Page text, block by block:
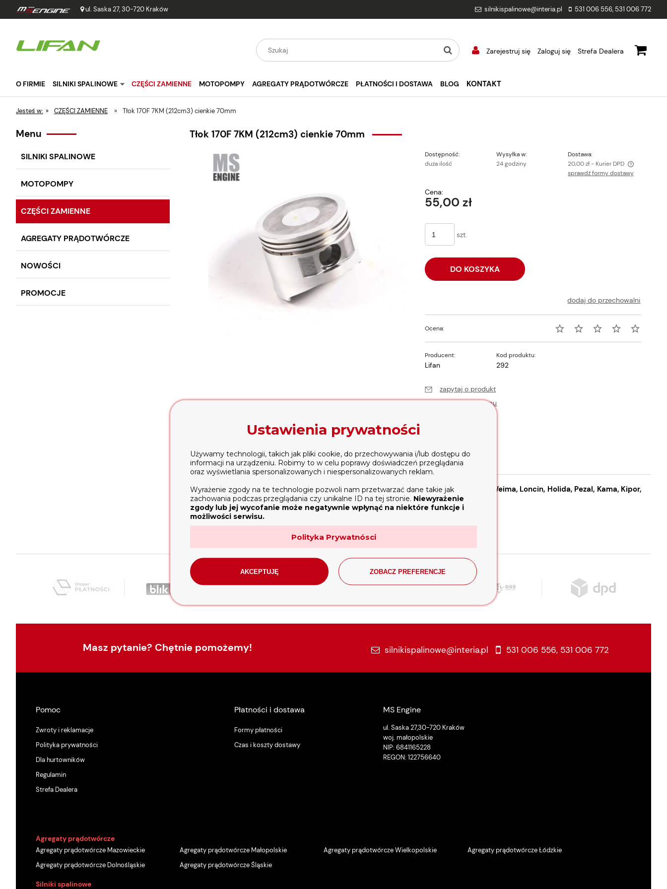
ul. Saska 27, 30-720 Kraków silnikispalinowe@interia.pl 531 006 556, 531 006 772
Zarejestruj się Zaloguj się Strefa Dealera
O FIRMIE SILNIKI SPALINOWE CZĘŚCI ZAMIENNE MOTOPOMPY AGREGATY PRĄDOTWÓRCZE PŁATNOŚCI I DOSTAWA BLOG KONTAKT
Jesteś w: » CZĘŚCI ZAMIENNE » Tłok 170F 7KM (212cm3) cienkie 70mm
Menu
SILNIKI SPALINOWE
MOTOPOMPY
CZĘŚCI ZAMIENNE
AGREGATY PRĄDOTWÓRCZE
NOWOŚCI
PROMOCJE
Tłok 170F 7KM (212cm3) cienkie 70mm
Dostępność:
duża ilość
Wysyłka w:
24 godziny
Dostawa:
20,00 zł- Kurier DPD
sprawdź formy dostawy
Cena:
55,00 zł
szt.
DO KOSZYKA
dodaj do przechowalni
Ocena:
Producent:
Lifan
Kod produktu:
292
zapytaj o produkt
poleć znajomemu
Opis Koszty dostawy
Cena nie zawiera ewentualnych kosztów
płatności
Opinie o produkcie (0)
Tłok do silnika 170f na tłok 70mm pod pierścienie cienkie. Pasują do silników
Lifan, Weima, Loncin, Holida, Pezal, Kama, Kipor,
Venatec, Zipper, Zonshen, itp.
Grubość pierścieni: 1mm x 1mm x 2mm(olejowy)
Masz pytanie? Chętnie pomożemy! silnikispalinowe@interia.pl 531 006 556, 531 006 772
Pomoc
Zwroty i reklamacje
Polityka prywatności
Dla hurtowników
Regulamin
Strefa Dealera
Płatności i dostawa
Formy płatności
Czas i koszty dostawy
MS Engine
ul. Saska 27,30-720 Kraków
woj. małopolskie
NIP: 6841165228
REGON: 122756640
Agregaty prądotwórcze
Agregaty prądotwórcze Mazowieckie Agregaty prądotwórcze Małopolskie Agregaty prądotwórcze Wielkopolskie
Agregaty prądotwórcze Łódzkie
Agregaty prądotwórcze Dolnośląskie
Agregaty prądotwórcze Śląskie
Silniki spalinowe
Ustawienia prywatności
Używamy technologii, takich jak pliki cookie, do przechowywania i/lub dostępu do
informacji na urządzeniu. Robimy to w celu poprawy doświadczeń przeglądania
oraz wyświetlania spersonalizowanych i niespersonalizowanych reklam.
Wyrażenie zgody na te technologie pozwoli nam przetwarzać dane takie jak
zachowania podczas przeglądania czy unikalne ID na tej stronie. Niewyrażenie
zgody lub jej wycofanie może negatywnie wpłynąć na niektóre funkcje i
możliwości serwisu.
Polityka Prywatnósci
AKCEPTUJĘ ZOBACZ PREFERENCJE